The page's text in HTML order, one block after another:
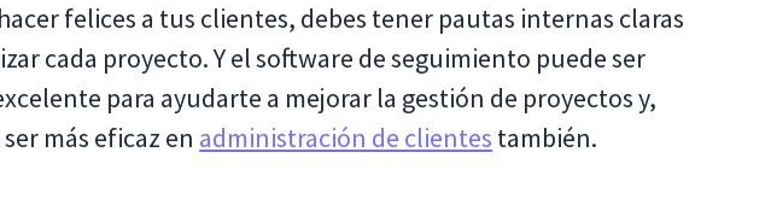
felices a tus clientes, debes tener pautas internas claras
cada proyecto. Y el software de seguimiento puede ser
para ayudarte a mejorar la gestión de proyectos y,
más eficaz en administración de clientes también.